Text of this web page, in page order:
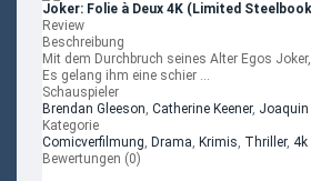
Joker: Folie à Deux 4K (Limited
Review
Beschreibung
Mit dem Durchbruch seines Alter Egos
Es gelang ihm eine schier ...
Schauspieler
Brendan Gleeson, Catherine Keener, Joaquin
Kategorie
Comicverfilmung, Drama, Krimis, Thriller, 4k
Bewertungen (0)